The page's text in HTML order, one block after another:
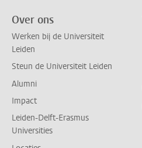
Over ons
Werken bij de Universiteit
Leiden
Steun de Universiteit Leiden
Alumni
Impact
Leiden-Delft-Erasmus
Universities